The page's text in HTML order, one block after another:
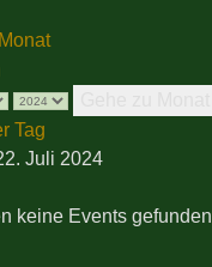
Tag
Juli 2024
keine Events gefunden